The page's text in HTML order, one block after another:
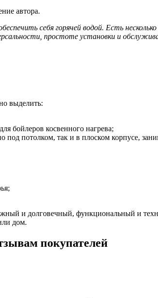
автора.
себя горячей водой. Есть
простоте установки и
выделить:
бойлеров косвенного нагрева;
потолком, так и в плоском корпусе,
и долговечный, функциональный и
дом.
покупателей